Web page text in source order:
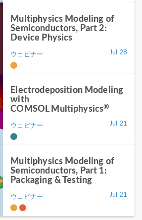
Multiphysics Modeling of
Semiconductors, Part 2:
Device Physics
ウェビナー Jul 28
Electrodeposition Modeling
with
COMSOL Multiphysics®
ウェビナー Jul 21
Multiphysics Modeling of
Semiconductors, Part 1:
Packaging & Testing
ウェビナー Jul 21